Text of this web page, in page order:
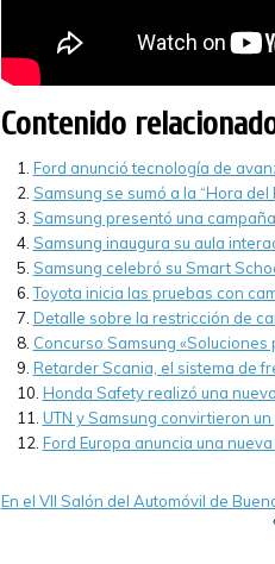
Contenido
Ford anunció tecnología de
Samsung se sumó a la “Hora del
Samsung presentó una
Samsung inaugura su aula
Samsung celebró su Smart
Toyota inicia las pruebas con
Detalle sobre la restricción de
Concurso Samsung
Retarder Scania, el sistema de
Honda Safety realizó una
UTN y Samsung convirtieron
Ford Europa anuncia una
En el VII Salón del Automóvil de